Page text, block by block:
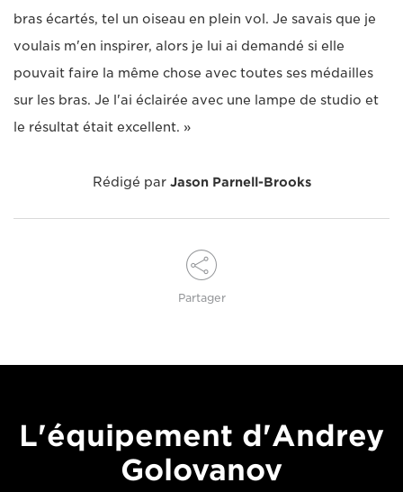
bras écartés, tel un oiseau en plein vol. Je savais que je
voulais m'en inspirer, alors je lui ai demandé si elle
pouvait faire la même chose avec toutes ses médailles
sur les bras. Je l'ai éclairée avec une lampe de studio et
le résultat était excellent. »
Rédigé par Jason Parnell-Brooks
Partager
L'équipement d'Andrey
Golovanov